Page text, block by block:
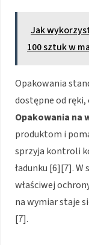
Jak
100 sztuk w
Opakowania
dostępne od ręki,
Opakowania na
produktom i
sprzyja kontroli
ładunku [6][7].
właściwej
na wymiar staje
[7].